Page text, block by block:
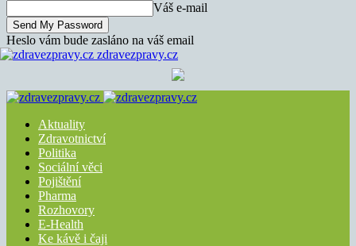
Váš e-mail
Heslo vám bude zasláno na váš email
zdravezpravy.cz
Aktuality
Zdravotnictví
Politika
Sociální věci
Pojištění
Pharma
Rozhovory
E-Health
Ke kávě i čaji